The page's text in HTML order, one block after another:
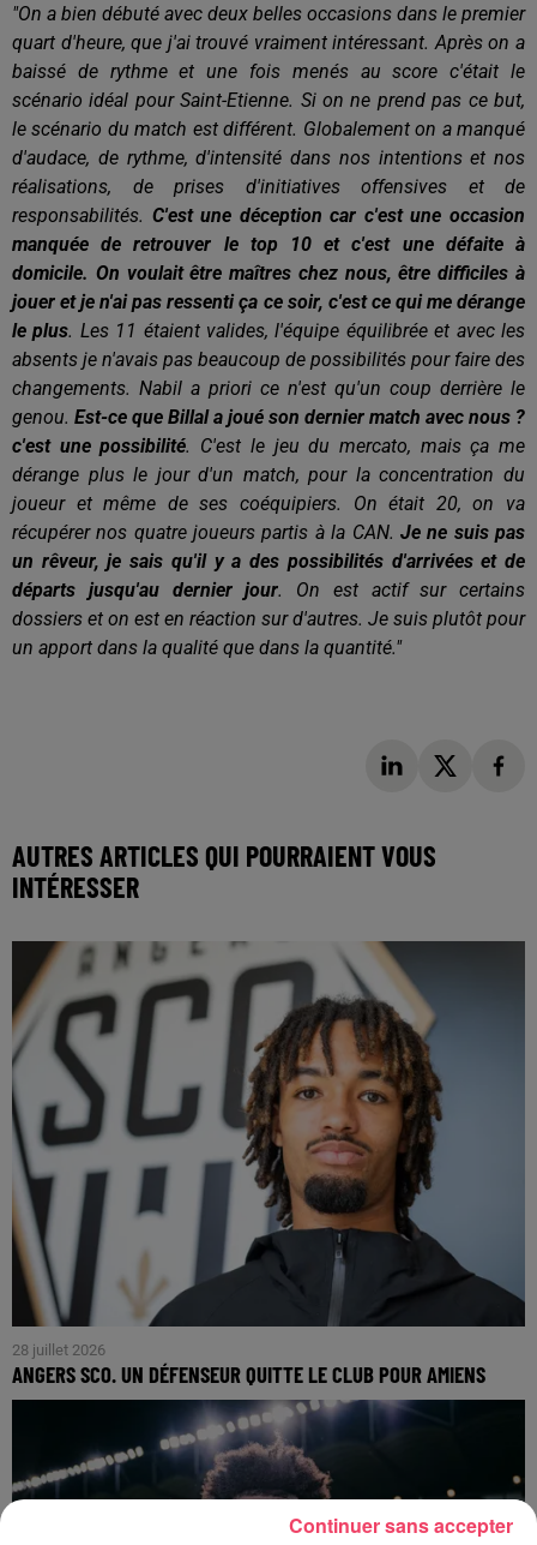
"On a bien débuté avec deux belles occasions dans le premier
quart d'heure, que j'ai trouvé vraiment intéressant. Après on a
baissé de rythme et une fois menés au score c'était le
scénario idéal pour Saint-Etienne. Si on ne prend pas ce but,
le scénario du match est différent. Globalement on a manqué
d'audace, de rythme, d'intensité dans nos intentions et nos
réalisations, de prises d'initiatives offensives et de
responsabilités. C'est une déception car c'est une occasion
manquée de retrouver le top 10 et c'est une défaite à
domicile. On voulait être maîtres chez nous, être difficiles à
jouer et je n'ai pas ressenti ça ce soir, c'est ce qui me dérange
le plus. Les 11 étaient valides, l'équipe équilibrée et avec les
absents je n'avais pas beaucoup de possibilités pour faire des
changements. Nabil a priori ce n'est qu'un coup derrière le
genou. Est-ce que Billal a joué son dernier match avec nous ?
c'est une possibilité. C'est le jeu du mercato, mais ça me
dérange plus le jour d'un match, pour la concentration du
joueur et même de ses coéquipiers. On était 20, on va
récupérer nos quatre joueurs partis à la CAN. Je ne suis pas
un rêveur, je sais qu'il y a des possibilités d'arrivées et de
départs jusqu'au dernier jour. On est actif sur certains
dossiers et on est en réaction sur d'autres. Je suis plutôt pour
un apport dans la qualité que dans la quantité."
AUTRES ARTICLES QUI POURRAIENT VOUS
INTÉRESSER
28 juillet 2026
ANGERS SCO. UN DÉFENSEUR QUITTE LE CLUB POUR AMIENS
Continuer sans accepter